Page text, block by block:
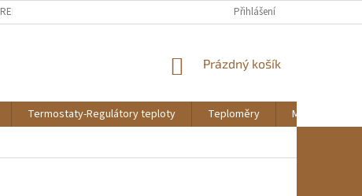
REKLAMAČNÍ ŘÁD REKLAMAČNÍ FORMULÁŘ KE STAŽENÍ
Přihlášení
NÁKUPNÍ
Prázdný košík
Termostaty-Regulátory teploty Teploměry
Montáž a